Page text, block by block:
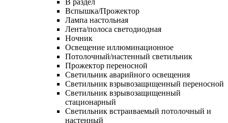
Вспышка/Прожектор
Лампа настольная
Лента/полоса светодиодная
Ночник
Освещение иллюминационное
Потолочный/настенный светильник
Прожектор переносной
Светильник аварийного освещения
Светильник взрывозащищенный переносной
Светильник взрывозащищенный
стационарный
Светильник встраиваемый потолочный и
настенный